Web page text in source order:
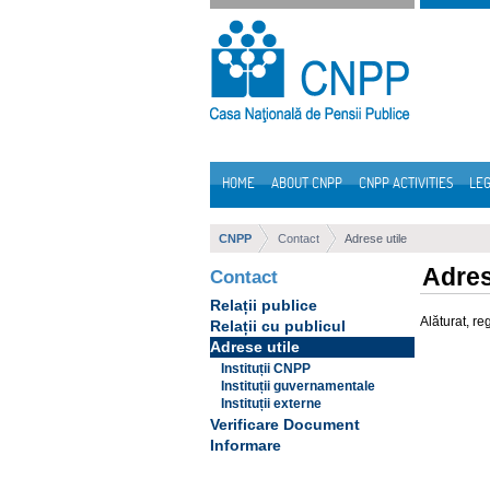
Skip to Content
HOME ABOUT CNPP CNPP ACTIVITIES
CNPP Contact Adrese utile
Contact
Relații publice
Relații cu publicul
Adrese utile
Instituții CNPP
Instituții guvernamentale
Instituții externe
Verificare Document
Informare
Alăturat,